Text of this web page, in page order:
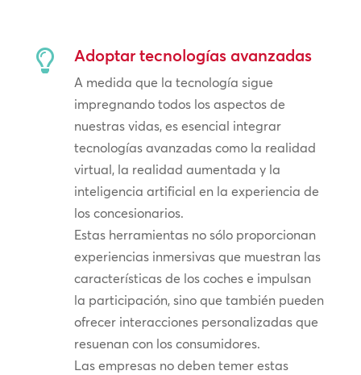
 Adoptar tecnologías avanzadas
A medida que la tecnología sigue
impregnando todos los aspectos de
nuestras vidas, es esencial integrar
tecnologías avanzadas como la realidad
virtual, la realidad aumentada y la
inteligencia artificial en la experiencia de
los concesionarios.
Estas herramientas no sólo proporcionan
experiencias inmersivas que muestran las
características de los coches e impulsan
la participación, sino que también pueden
ofrecer interacciones personalizadas que
resuenan con los consumidores.
Las empresas no deben temer estas